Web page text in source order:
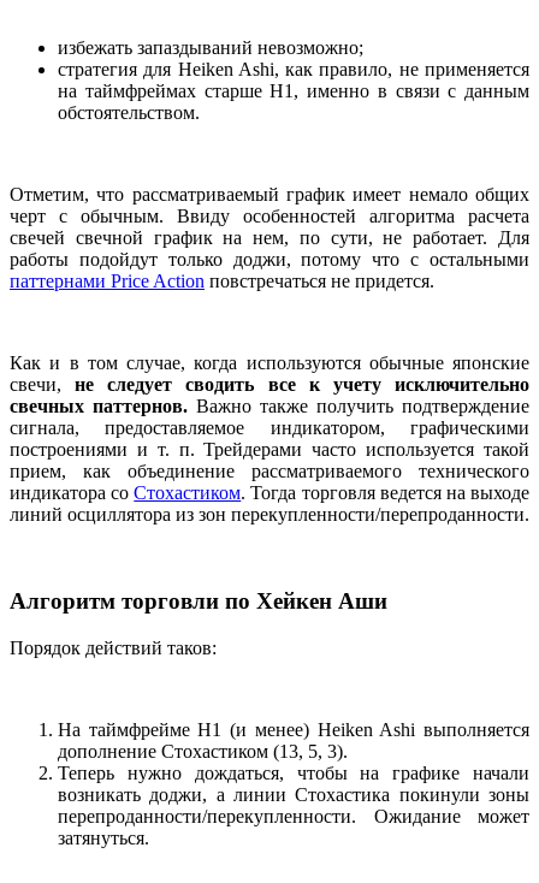
избежать запаздываний невозможно;
стратегия для Heiken Ashi, как правило, не применяется
на таймфреймах старше Н1, именно в связи с данным
обстоятельством.
Отметим, что рассматриваемый график имеет немало общих
черт с обычным. Ввиду особенностей алгоритма расчета
свечей свечной график на нем, по сути, не работает. Для
работы подойдут только доджи, потому что с остальными
паттернами Price Action повстречаться не придется.
Как и в том случае, когда используются обычные японские
свечи,не следует сводить все к учету исключительно
свечных паттернов. Важно также получить подтверждение
сигнала, предоставляемое индикатором, графическими
построениями и т. п. Трейдерами часто используется такой
прием, как объединение рассматриваемого технического
индикатора соСтохастиком. Тогда торговля ведется на выходе
линий осциллятора из зон перекупленности/перепроданности.
Алгоритм торговли по Хейкен Аши
Порядок действий таков:
На таймфрейме H1 (и менее) Heiken Ashi выполняется
дополнение Стохастиком (13, 5, 3).
Теперь нужно дождаться, чтобы на графике начали
возникать доджи, а линии Стохастика покинули зоны
перепроданности/перекупленности. Ожидание может
затянуться.